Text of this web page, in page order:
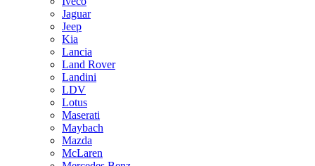
Jaguar
Jeep
Kia
Lancia
Land Rover
Landini
LDV
Lotus
Maserati
Maybach
Mazda
McLaren